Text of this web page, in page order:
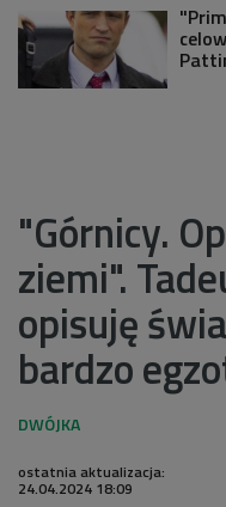
"Górnicy.
ziemi".
opisuję
bardzo
ostatnia aktualizacja:
24.04.2024 18:09